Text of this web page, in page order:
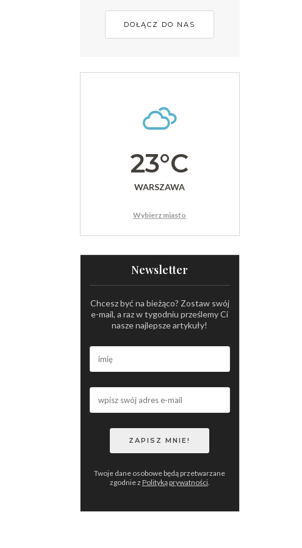
DOŁĄCZ DO NAS
23°C
WARSZAWA
Wybierz miasto
Newsletter
Chcesz być na bieżąco? Zostaw swój
e-mail, a raz w tygodniu prześlemy Ci
nasze najlepsze artykuły!
Twoje dane osobowe będą przetwarzane
zgodnie z Polityką prywatności.